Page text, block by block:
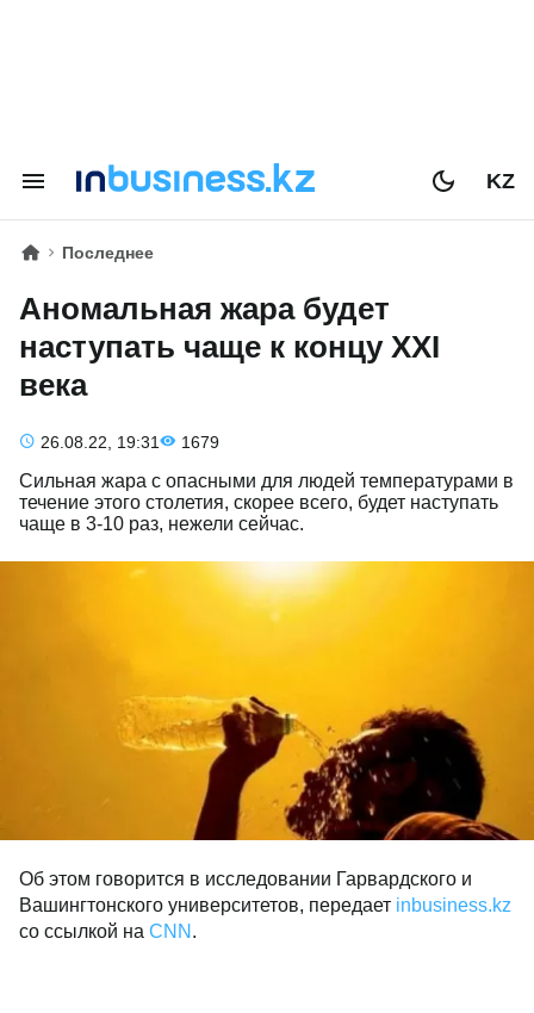
KZ
Последнее
Аномальная жара будет
наступать чаще к концу XXI
века
26.08.22, 19:31 1679
Сильная жара с опасными для людей температурами в
течение этого столетия, скорее всего, будет наступать
чаще в 3-10 раз, нежели сейчас.
Об этом говорится в исследовании Гарвардского и
Вашингтонского университетов, передает inbusiness.kz
со ссылкой на CNN .